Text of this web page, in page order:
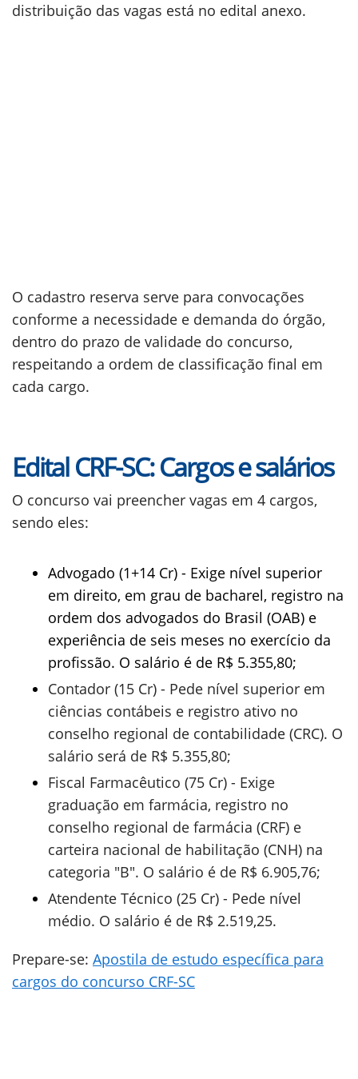
distribuição das vagas está no edital anexo.
O cadastro reserva serve para convocações
conforme a necessidade e demanda do órgão,
dentro do prazo de validade do concurso,
respeitando a ordem de classificação final em
cada cargo.
Edital CRF-SC: Cargos e salários
O concurso vai preencher vagas em 4 cargos,
sendo eles:
Advogado (1+14 Cr) - Exige nível superior
em direito, em grau de bacharel, registro na
ordem dos advogados do Brasil (OAB) e
experiência de seis meses no exercício da
profissão. O salário é de R$ 5.355,80;
Contador (15 Cr) - Pede nível superior em
ciências contábeis e registro ativo no
conselho regional de contabilidade (CRC). O
salário será de R$ 5.355,80;
Fiscal Farmacêutico (75 Cr) - Exige
graduação em farmácia, registro no
conselho regional de farmácia (CRF) e
carteira nacional de habilitação (CNH) na
categoria "B". O salário é de R$ 6.905,76;
Atendente Técnico (25 Cr) - Pede nível
médio. O salário é de R$ 2.519,25.
Prepare-se: Apostila de estudo específica para
cargos do concurso CRF-SC